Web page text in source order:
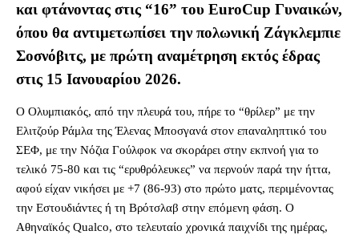
και φτάνοντας στις “16” του EuroCup Γυναικών,
όπου θα αντιμετωπίσει την πολωνική Ζάγκλεμπιε
Σοσνόβιτς, με πρώτη αναμέτρηση εκτός έδρας
στις 15 Ιανουαρίου 2026.
Ο Ολυμπιακός, από την πλευρά του, πήρε το “θρίλερ” με την
Ελιτζούρ Ράμλα της Έλενας Μποσγανά στον επαναληπτικό του
ΣΕΦ, με την Νόζια Γούλφοκ να σκοράρει στην εκπνοή για το
τελικό 75-80 και τις “ερυθρόλευκες” να περνούν παρά την ήττα,
αφού είχαν νικήσει με +7 (86-93) στο πρώτο ματς, περιμένοντας
την Εστουδιάντες ή τη Βρότσλαβ στην επόμενη φάση. Ο
Αθηναϊκός Qualco, στο τελευταίο χρονικά παιχνίδι της ημέρας,